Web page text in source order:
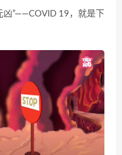
凶”——COVID 19，就是下